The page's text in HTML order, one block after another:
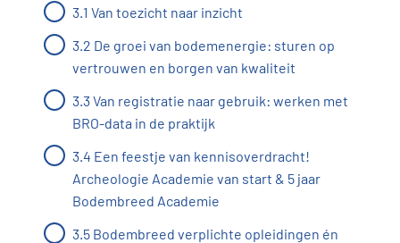
3.1 Van toezicht naar inzicht
3.2 De groei van bodemenergie: sturen op
vertrouwen en borgen van kwaliteit
3.3 Van registratie naar gebruik: werken met
BRO-data in de praktijk
3.4 Een feestje van kennisoverdracht!
Archeologie Academie van start & 5 jaar
Bodembreed Academie
3.5 Bodembreed verplichte opleidingen én